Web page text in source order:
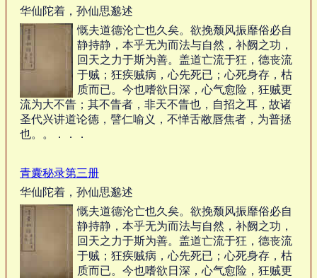
华仙陀着，孙仙思邈述
慨夫道德沦亡也久矣。欲挽颓风振靡俗必自
静持静，本乎无为而法与自然，补阙之功，
回天之力于斯为善。盖道亡流于狂，德丧流
于贼；狂疾贼病，心先死已；心死身存，枯
质而已。今也嗜欲日深，心气愈险，狂贼更
流为大不眚；其不眚者，非天不眚也，自招之耳，故诸
圣代兴讲道论德，譬仁喻义，不惮舌敝唇焦者，为普拯
也。。．．．
青囊秘录第三册
华仙陀着，孙仙思邈述
慨夫道德沦亡也久矣。欲挽颓风振靡俗必自
静持静，本乎无为而法与自然，补阙之功，
回天之力于斯为善。盖道亡流于狂，德丧流
于贼；狂疾贼病，心先死已；心死身存，枯
质而已。今也嗜欲日深，心气愈险，狂贼更